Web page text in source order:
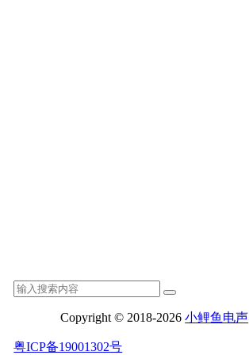
Copyright © 2018-2026小鲤鱼电声
粤ICP备19001302号